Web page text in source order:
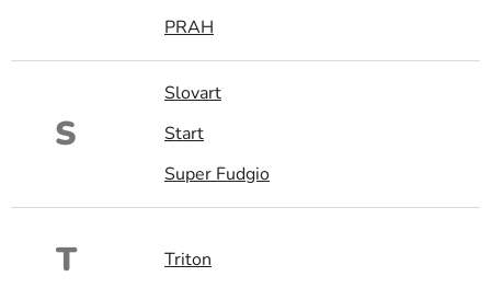
PRAH
S
Slovart
Start
Super Fudgio
T Triton